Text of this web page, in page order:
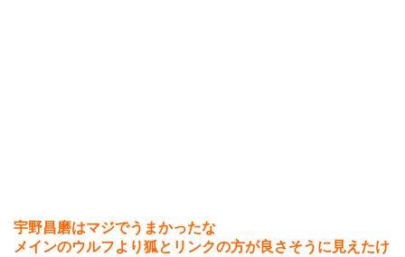
宇野昌磨はマジでうまかったな
メインのウルフより狐とリンクの方が良さそうに見えたけ